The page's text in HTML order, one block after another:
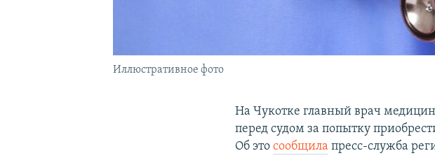
Иллюстративное фото
На Чукотке главный врач
перед судом за попытку
Об этосообщила пресс-служба